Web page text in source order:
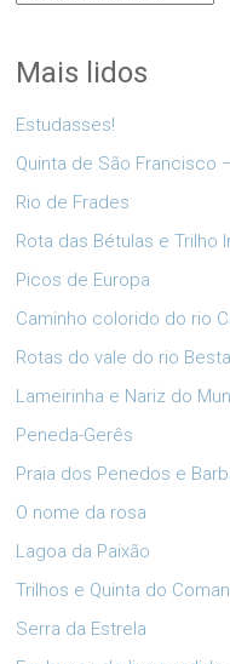
Mais lidos
Estudasses!
Quinta de São Francisco
Rio de Frades
Rota das Bétulas e Trilho
Picos de Europa
Caminho colorido do rio
Rotas do vale do rio
Lameirinha e Nariz do
Peneda-Gerês
Praia dos Penedos e
O nome da rosa
Lagoa da Paixão
Trilhos e Quinta do
Serra da Estrela